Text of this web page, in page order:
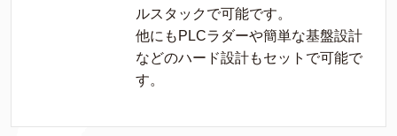
ルスタックで可能です。
他にもPLCラダーや簡単な基盤設計
などのハード設計もセットで可能で
す。